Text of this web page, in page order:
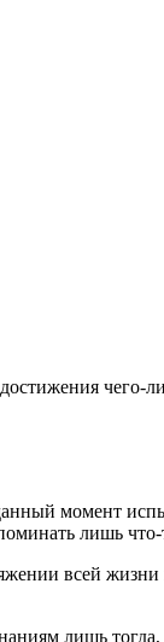
момент
лишь
всей
лишь